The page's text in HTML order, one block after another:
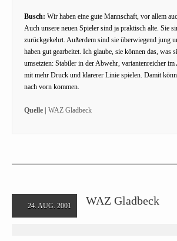
Busch: Wir haben eine gute Mannschaft, vor allem
Auch unsere neuen Spieler sind ja praktisch alte. Sie
zurückgekehrt. Außerdem sind sie überwiegend jung
haben gut gearbeitet. Ich glaube, sie können das, was
umsetzten: Stabiler in der Abwehr, variantenreicher
mit mehr Druck und klarerer Linie spielen. Damit
nach vorn kommen.
Quelle | WAZ Gladbeck
24. AUG. 2001 WAZ Gladbeck